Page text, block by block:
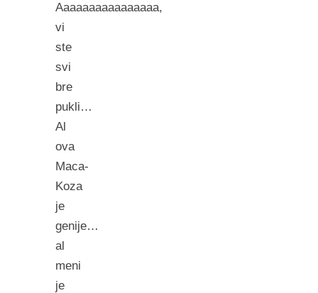
Aaaaaaaaaaaaaaaa,
vi
ste
svi
bre
pukli…
Al
ova
Maca-
Koza
je
genije…
al
meni
je